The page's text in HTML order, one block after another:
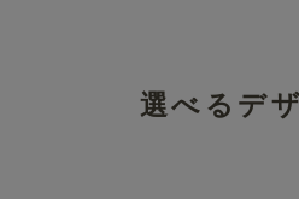
選べるデ